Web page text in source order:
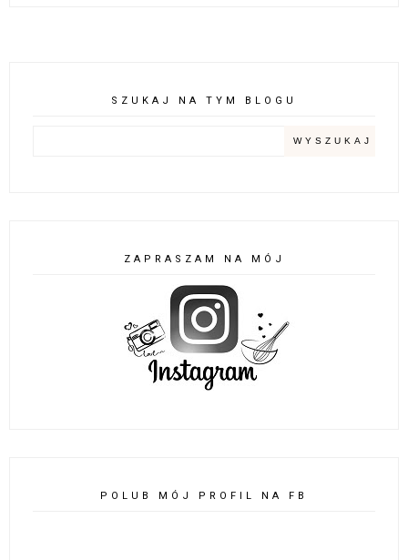
SZUKAJ NA TYM BLOGU
ZAPRASZAM NA MÓJ
POLUB MÓJ PROFIL NA FB